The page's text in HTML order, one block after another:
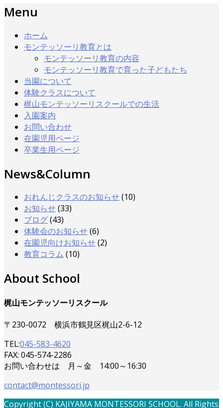
Menu
ホーム
モンテッソーリ教育とは
モンテッソーリ教育の内容
モンテッソーリ教育で育った子どもたち
当園について
体験クラスについて
梶山モンテッソーリスクールでの生活
入園案内
お問い合わせ
在園児用ページ
卒業生用ページ
News&Column
おれんじクラスのお知らせ(10)
お知らせ(33)
ブログ(43)
体験会のお知らせ(6)
在園児向けお知らせ(2)
教育コラム (10)
About School
梶山モンテッソーリスクール
〒230-0072 横浜市鶴見区梶山2-6-12
TEL:045-583-4620
FAX: 045-574-2286
お問い合わせは 月～金 14:00～16:30
contact@montessori.jp
Copyright (C) KAJIYAMA MONTESSORI SCHOOL. All Rights